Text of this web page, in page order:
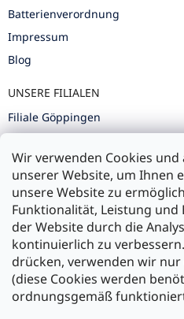
Wir verwenden Cookies
unserer Website, um Ihnen
unsere Website zu
Funktionalität, Leistung
der Website durch die
kontinuierlich zu
drücken, verwenden wir
(diese Cookies werden
ordnungsgemäß
Batterienverordnung
Impressum
Blog
UNSERE FILIALEN
Filiale Göppingen
Filiale Ulm
Zahlung und Versand
Versand mit: